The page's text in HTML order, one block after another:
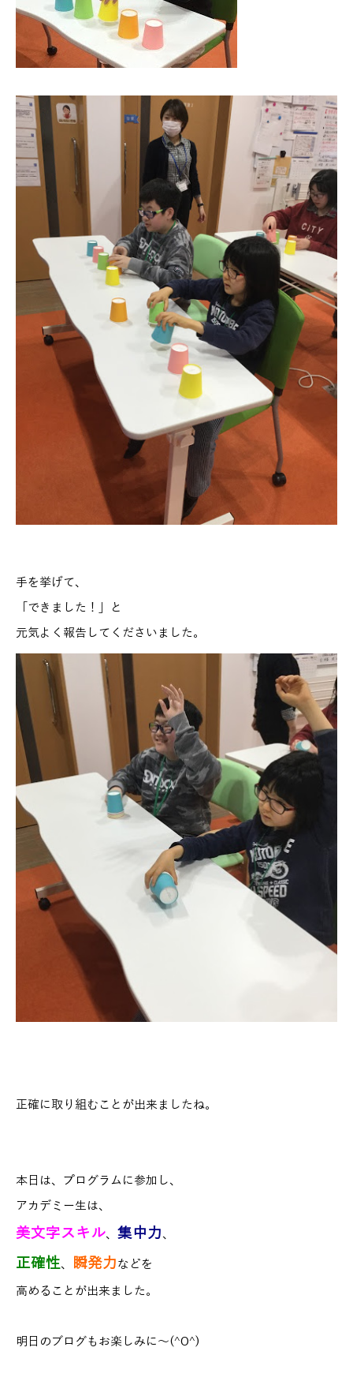
手を挙げて、
「できました！」と
元気よく報告してくださいました。
正確に取り組むことが出来ましたね。
本日は、プログラムに参加し、
アカデミー生は、
美文字スキル、 集中力、
正確性、 瞬発力などを
高めることが出来ました。
明日のブログもお楽しみに～(^O^)